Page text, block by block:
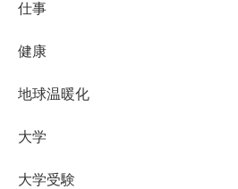
仕事
健康
地球温暖化
大学
大学受験